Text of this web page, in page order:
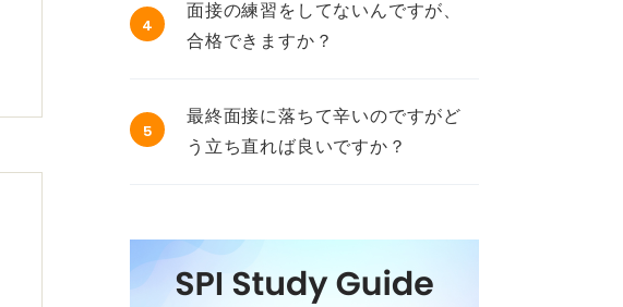
4
面接の練習をしてないんですが、
合格できますか？
5
最終面接に落ちて辛いのですがど
う立ち直れば良いですか？